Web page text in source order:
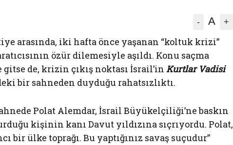
- A +
arasında, iki hafta önce yaşanan “koltuk krizi”
özür dilemesiyle aşıldı. Konu saçma
gitse de, krizin çıkış noktası İsrail’in Kurtlar Vadisi
bir sahneden duyduğu rahatsızlıktı.
Polat Alemdar, İsrail Büyükelçiliği’ne baskın
kişinin kanı Davut yıldızına sıçrıyordu. Polat,
bir ülke toprağı. Bu yaptığınız savaş suçudur”